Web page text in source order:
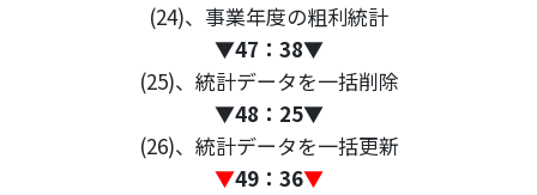
(24)、事業年度の粗利統計
▼47：38▼
(25)、統計データを一括削除
▼48：25▼
(26)、統計データを一括更新
▼49：36▼